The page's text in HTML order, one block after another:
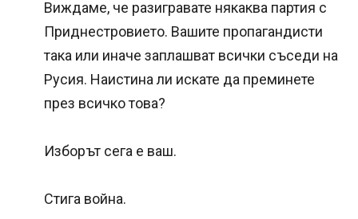
Виждаме, че разигравате някаква партия с
Приднестровието. Вашите пропагандисти
така или иначе заплашват всички съседи на
Русия. Наистина ли искате да преминете
през всичко това?
Изборът сега е ваш.
Стига война.